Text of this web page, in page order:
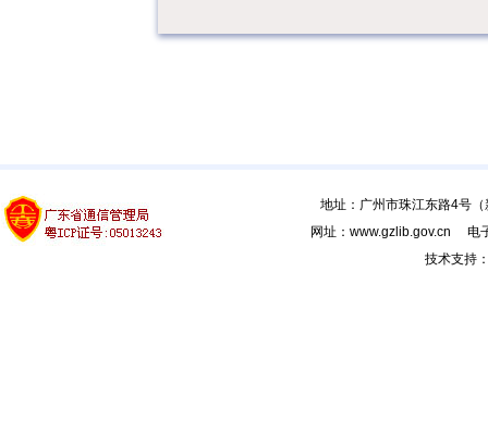
地址：广州市珠江东路4
网址：www.gzlib.gov.cn 电
技术支持